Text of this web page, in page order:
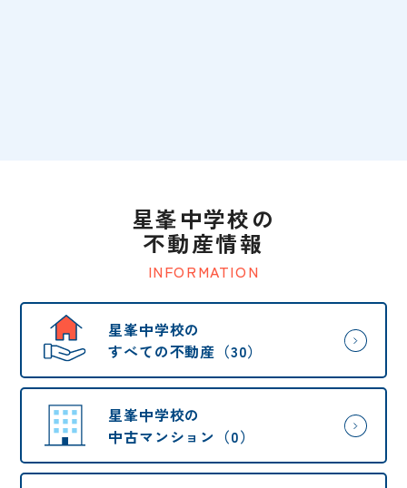
INFORMATION
星峯中学校の
不動産情報
星峯中学校の
すべての不動産（30）
星峯中学校の
中古マンション（0）